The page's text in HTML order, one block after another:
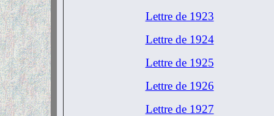
Lettre de 1923
Lettre de 1924
Lettre de 1925
Lettre de 1926
Lettre de 1927